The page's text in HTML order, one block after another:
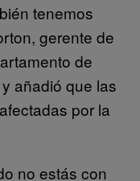
tenemos
gerente de
de
añadió que las
por la
no estás con